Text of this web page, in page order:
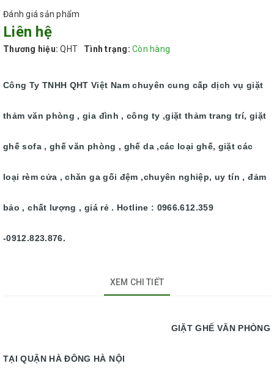
Đánh giá sản phẩm
Liên hệ
Thương hiệu: QHT Tình trạng: Còn hàng
Công Ty TNHH QHT Việt Nam chuyên cung cấp dịch vụ giặt
thảm văn phòng , gia đình , công ty ,giặt thảm trang trí, giặt
ghế sofa , ghế văn phòng , ghế da ,các loại ghế, giặt các
loại rèm cửa , chăn ga gối đệm ,chuyên nghiệp, uy tín , đảm
bảo , chất lượng , giá rẻ . Hotline : 0966.612.359
-0912.823.876.
XEM CHI TIẾT
GIẶT GHẾ VĂN PHÒNG
TẠI QUẬN HÀ ĐÔNG HÀ NỘI